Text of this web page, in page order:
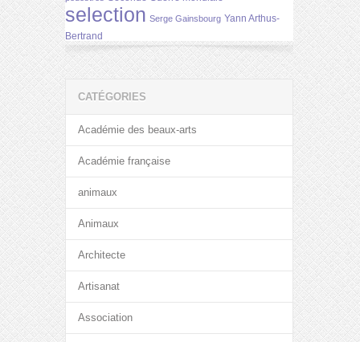
selection Serge Gainsbourg Yann Arthus-
Bertrand
CATÉGORIES
Académie des beaux-arts
Académie française
animaux
Animaux
Architecte
Artisanat
Association